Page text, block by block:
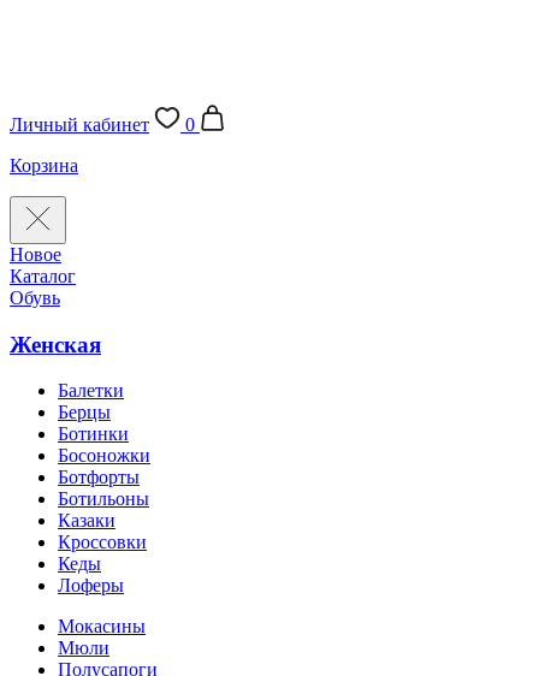
Личный кабинет
0
Корзина
Новое
Каталог
Обувь
Женская
Балетки
Берцы
Ботинки
Босоножки
Ботфорты
Ботильоны
Казаки
Кроссовки
Кеды
Лоферы
Мокасины
Мюли
Полусапоги